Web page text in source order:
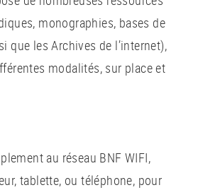
monographies, bases de
que les Archives de l’internet),
modalités, sur place et
au réseau BNF WIFI,
tablette, ou téléphone, pour